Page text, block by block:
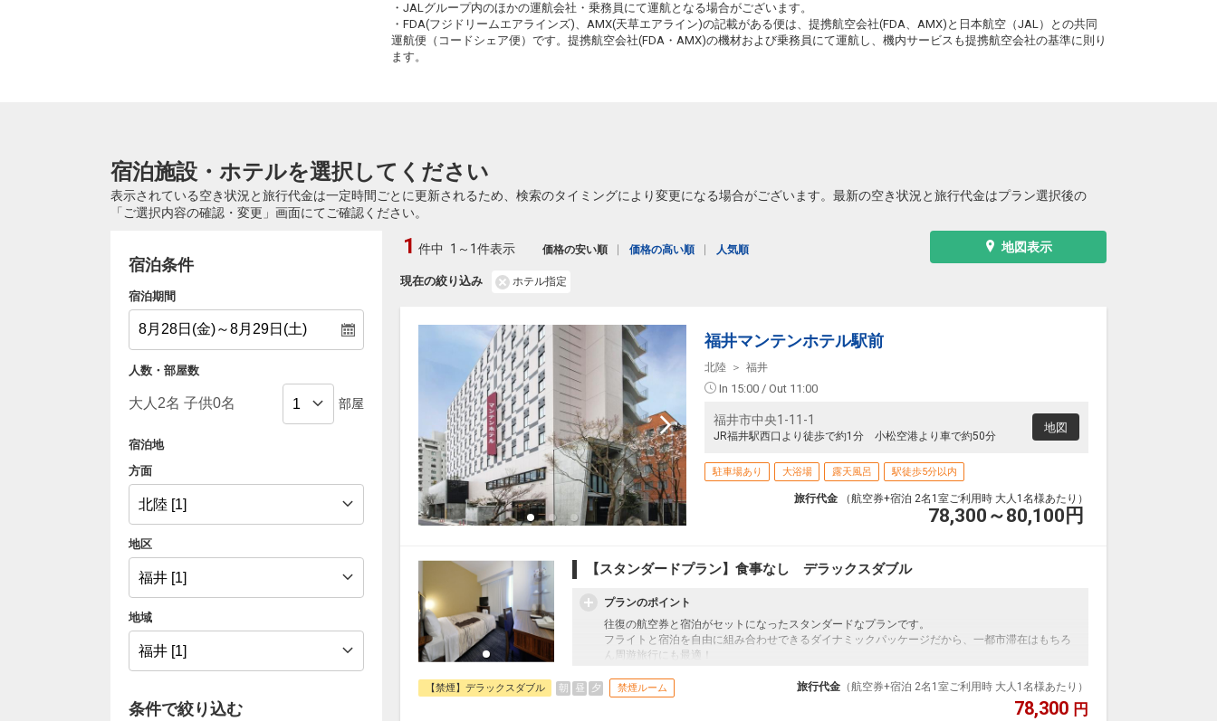
クラスJを利用する ― 円
316便
福岡
小松
2 +29,100円
クラスJを利用する
福岡
小松
クラスJを利用する ― 円
福岡
小松
クラスJを利用する 5 +34,100円
乗継便あり
福岡
16:35
小松
21:40
+26,800円
クラスJを利用する ― 円
324便
乗継便あり
福岡
17:00
小松
21:40
+26,800円
クラスJを利用する
乗継便あり
クラスJを利用する
・JALグループ内のほかの運航会社・乗務員にて運航となる場合がございます。
・FDA(フジドリームエアラインズ)、AMX(天草エアライン)の記載がある便は、提携航空会社(FDA、AMX)と日本航空（JAL）との共同
運航便（コードシェア便）です。提携航空会社(FDA・AMX)の機材および乗務員にて運航し、機内サービスも提携航空会社の基準に則り
ます。
宿泊施設・ホテルを選択してください
表示されている空き状況と旅行代金は一定時間ごとに更新されるため、検索のタイミングにより変更になる場合がございます。最新の空き状況と旅行代金はプラン選択後の
「ご選択内容の確認・変更」画面にてご確認ください。
宿泊条件
宿泊期間
人数・部屋数
部屋
宿泊地
方面
地区
地域
条件で絞り込む
地図表示
現在の絞り込み ホテル指定
1 件中 1～1件表示 価格の安い順 価格の高い順 人気順
福井マンテンホテル駅前
北陸 福井
In 15:00 / Out 11:00
福井市中央1-11-1
JR福井駅西口より徒歩で約1分 小松空港より車で約50分
地図
駐車場あり 大浴場 露天風呂 駅徒歩5分以内
旅行代金 （航空券+宿泊 2名1室ご利用時 大人1名様あたり）
78,300～80,100 円
【スタンダードプラン】食事なし デラックスダブル
プランのポイント
往復の航空券と宿泊がセットになったスタンダードなプランです。
フライトと宿泊を自由に組み合わせできるダイナミックパッケージだから、一都市滞在はもちろ
ん周遊旅行にも最適！
フライトは、安心のJAL（またはJALグループ）確約！フライトマイル50%貯まります。
オプションでレンタカーや現地交通・体験プランなどの追加（同時予約）が可能なプランもござ
【禁煙】デラックスダブル 朝 昼 夕 禁煙ルーム 旅行代金 （航空券+宿泊 2名1室ご利用時 大人1名様あたり）
78,300 円